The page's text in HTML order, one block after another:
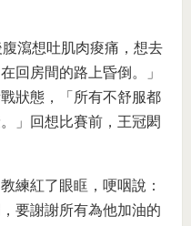
腹瀉想吐肌肉痠痛，想去
回房間的路上昏倒。」
狀態，「所有不舒服都
」回想比賽前，王冠閎
練紅了眼眶，哽咽說：
要謝謝所有為他加油的